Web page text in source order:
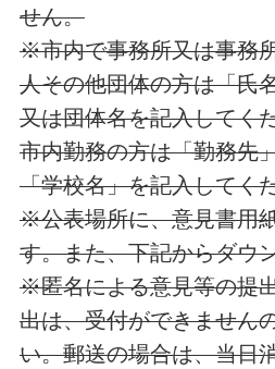
せん。
※市内で事務所又は事務
人その他団体の方は「氏
又は団体名を記入してく
市内勤務の方は「勤務先
「学校名」を記入してく
※公表場所に、意見書用
す。また、下記からダウ
※匿名による意見等の提
出は、受付ができません
い。郵送の場合は、当日